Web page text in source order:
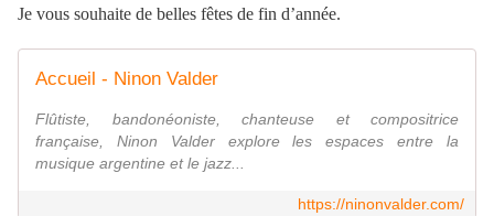
Je vous souhaite de belles fêtes de fin d’année.
Accueil - Ninon Valder
Flûtiste, bandonéoniste, chanteuse et compositrice
française, Ninon Valder explore les espaces entre la
musique argentine et le jazz...
https://ninonvalder.com/